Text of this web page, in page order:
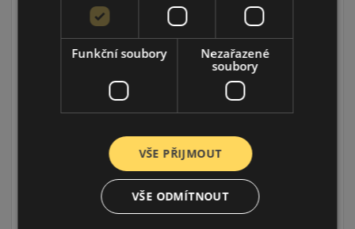
ZIMNÍ PNEU
Funkční soubory
Nezařazené
soubory
VŠE PŘIJMOUT
VŠE ODMÍTNOUT